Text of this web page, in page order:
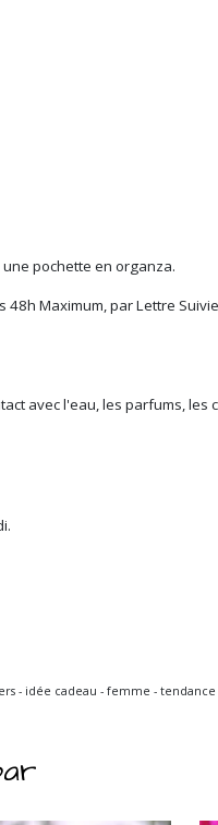
pochette en organza.
Maximum, par Lettre
avec l'eau, les parfums,
- idée cadeau - femme -